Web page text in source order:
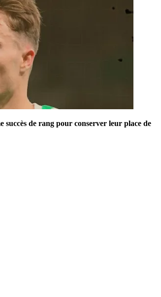
succès de rang pour conserver leur place de